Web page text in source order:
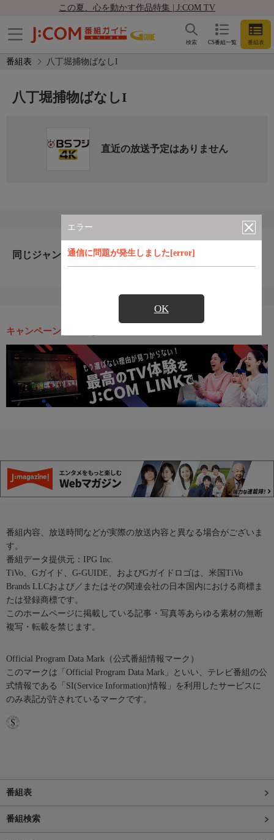
この夏、心を動かす作品特集 | J:COM TV
CS番組一覧 番組表
検索
番組表 八丁堀捕物ばなしI
エラー
通信に問題が発生しました[error]
OK
八丁堀捕物ばなしI
直近の放送予定はありません
同じジャンルのおすすめ番組
キャンペーン・お得な情報
番組内容、放送時間などが実際の放送内容と異なる場合がございま
す。
番組データ提供元：IPG Inc.
TiVo、Gガイド、G-GUIDE、およびGガイドロゴは、米国TiVo
Brands LLCおよび／またはその関連会社の日本国内における商標ま
たは登録商標です。
このホームページに掲載している記事・写真等あらゆる素材の無断
複写・転載を禁じます。
Official Program Data Mark（公式番組情報マーク）
このマークは「Official Program Data Mark」といい、テレビ番組の公
式情報である「SI(Service Information)情報」を利用したサービスに
のみ表記が許されているマークです。
番組表
番組検索